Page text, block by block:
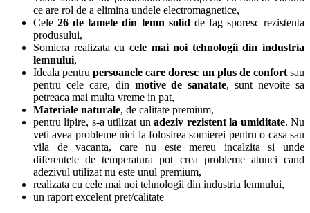
ce are rol de a elimina undele electromagnetice,
Cele26 de lamele din lemn solid de fag sporesc rezistenta
produsului,
Somiera realizata cu cele mai noi tehnologii din industria
lemnului,
Ideala pentrupersoanele care doresc un plus de confortsau
pentru cele care, din motive de sanatate, sunt nevoite sa
petreaca mai multa vreme in pat,
Materiale naturale, de calitate premium,
pentru lipire, s-a utilizat unadeziv rezistent la umiditate. Nu
veti avea probleme nici la folosirea somierei pentru o casa sau
vila de vacanta, care nu este mereu incalzita si unde
diferentele de temperatura pot crea probleme atunci cand
adezivul utilizat nu este unul premium,
realizata cu cele mai noi tehnologii din industria lemnului,
un raport excelent pret/calitate